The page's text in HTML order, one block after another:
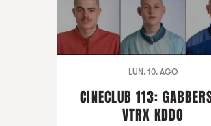
LUN. 10. AGO
CINECLUB 113:
VTRX KDDO